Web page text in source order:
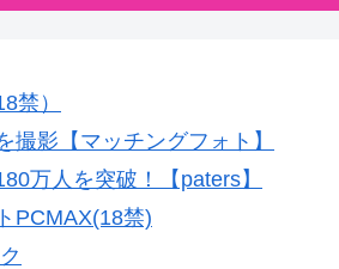
禁）
撮影【マッチングフォト】
万人を突破！【paters】
PCMAX(18禁)